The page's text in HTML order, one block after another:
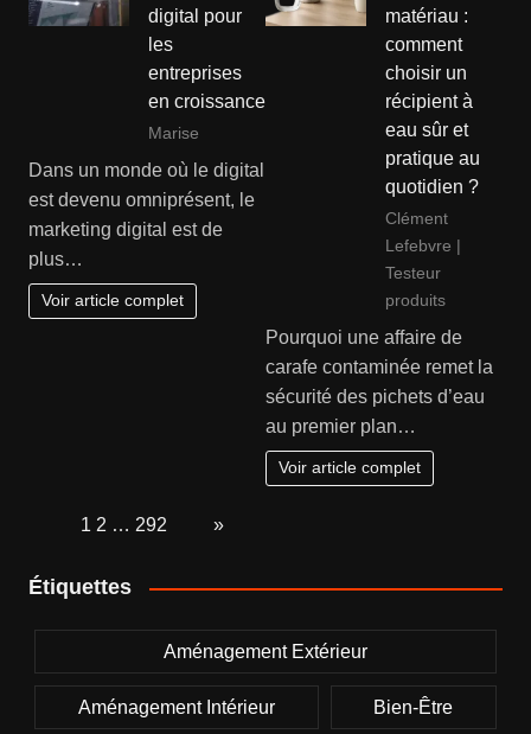
digital pour
les
entreprises
en croissance
Marise
Dans un monde où le digital
est devenu omniprésent, le
marketing digital est de
plus…
Voir article complet
matériau :
comment
choisir un
récipient à
eau sûr et
pratique au
quotidien ?
Clément
Lefebvre |
Testeur
produits
Pourquoi une affaire de
carafe contaminée remet la
sécurité des pichets d’eau
au premier plan…
Voir article complet
1 2 … 292 »
Étiquettes
Aménagement Extérieur
Aménagement Intérieur Bien-Être